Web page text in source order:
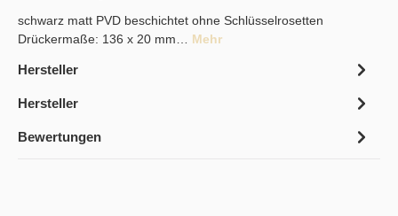
schwarz matt PVD beschichtet ohne Schlüsselrosetten
Drückermaße: 136 x 20 mm… Mehr
Hersteller
Hersteller
Bewertungen